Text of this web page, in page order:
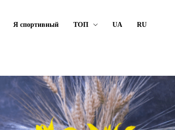
Я спортивный ТОП UA RU